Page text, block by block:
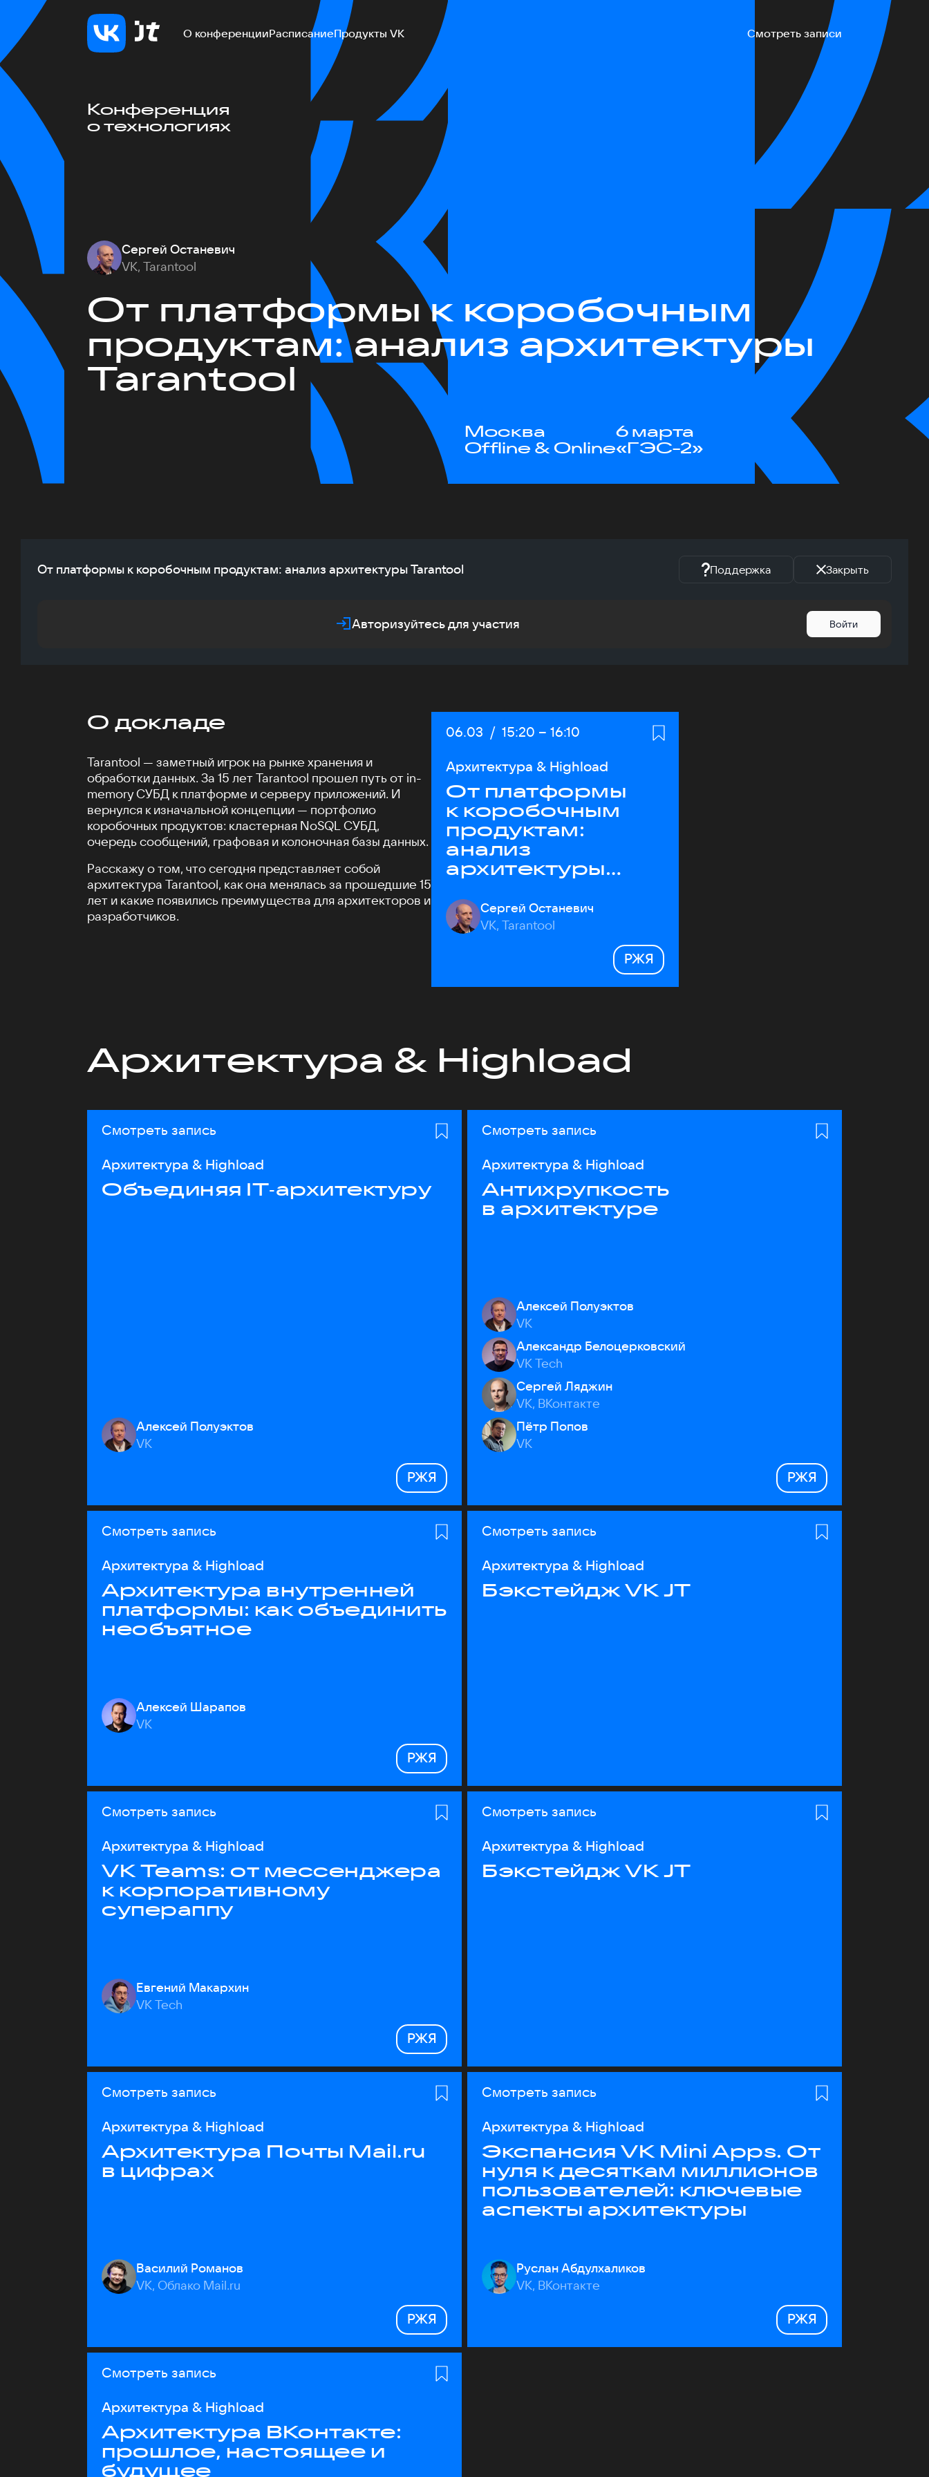
О конференцииРасписаниеПродукты VK Смотреть записи
Конференция
о технологиях
Сергей Останевич
VK, Tarantool
От платформы к коробочным
продуктам: анализ архитектуры
Tarantool
Москва
Offline & Online
6 марта
«ГЭС-2»
От платформы к коробочным продуктам: анализ архитектуры Tarantool Поддержка Закрыть
Авторизуйтесь для участия Войти
О докладе
Tarantool — заметный игрок на рынке хранения и
обработки данных. За 15 лет Tarantool прошел путь от in-
memory СУБД к платформе и серверу приложений. И
вернулся к изначальной концепции — портфолио
коробочных продуктов: кластерная NoSQL СУБД,
очередь сообщений, графовая и колоночная базы данных.
Расскажу о том, что сегодня представляет собой
архитектура Tarantool, как она менялась за прошедшие 15
лет и какие появились преимущества для архитекторов и
разработчиков.
Дата:
06.03 / Начало:
15:20 – Конец:
16:10
Архитектура & Highload
От платформы
к коробочным
продуктам:
анализ
архитектуры
Сергей Останевич
VK, Tarantool
РЖЯ
Архитектура & Highload
Смотреть запись
Архитектура & Highload
Объединяя IT‑архитектуру
Алексей Полуэктов
VK
РЖЯ
Смотреть запись
Архитектура & Highload
Антихрупкость
в архитектуре
Алексей Полуэктов
VK
Александр Белоцерковский
VK Tech
Сергей Ляджин
VK, ВКонтакте
Пётр Попов
VK
РЖЯ
Смотреть запись
Архитектура & Highload
Архитектура внутренней
платформы: как объединить
необъятное
Алексей Шарапов
VK
РЖЯ
Смотреть запись
Архитектура & Highload
Бэкстейдж VK JT
Смотреть запись
Архитектура & Highload
VK Teams: от мессенджера
к корпоративному
супераппу
Евгений Макархин
VK Tech
РЖЯ
Смотреть запись
Архитектура & Highload
Бэкстейдж VK JT
Смотреть запись
Архитектура & Highload
Архитектура Почты Mail.ru
в цифрах
Василий Романов
VK, Облако Mail.ru
РЖЯ
Смотреть запись
Архитектура & Highload
Экспансия VK Mini Apps. От
нуля к десяткам миллионов
пользователей: ключевые
аспекты архитектуры
Руслан Абдулхаликов
VK, ВКонтакте
РЖЯ
Смотреть запись
Архитектура & Highload
Архитектура ВКонтакте:
прошлое, настоящее и
будущее